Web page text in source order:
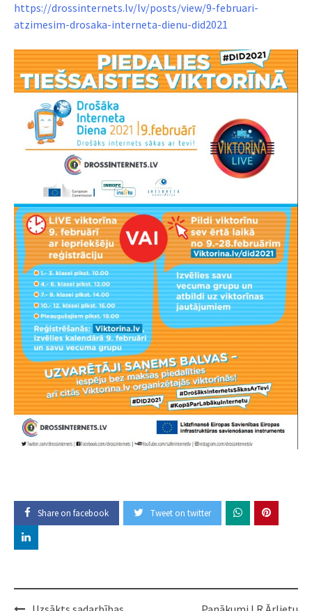
https://drossinternets.lv/lv/posts/view/9-februari-
atzimesim-drosaka-interneta-dienu-did2021
Share on facebook Tweet on twitter
Post